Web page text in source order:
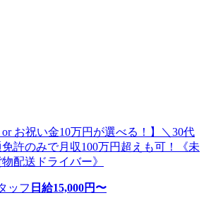
or お祝い金10万円が選べる！】＼30代
許のみで月収100万円超えも可！《未
配送ドライバー》
ッフ 日給15,000円〜